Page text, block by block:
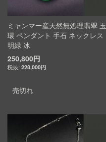
ミャンマー産天然無処理翡翠 玉
環 ペンダント 手石 ネックレス
明緑 冰
250,800円
228,000円
売切れ